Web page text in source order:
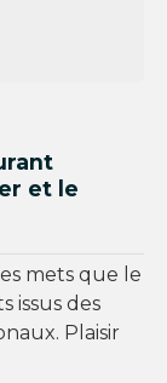
et le
mets que le
issus des
Plaisir